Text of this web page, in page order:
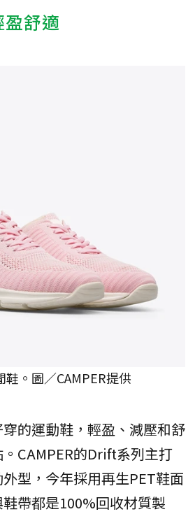
舒適
。圖／CAMPER提供
的運動鞋，輕盈、減壓和舒
CAMPER的Drift系列主打
型，今年採用再生PET鞋面
帶都是100%回收材質製